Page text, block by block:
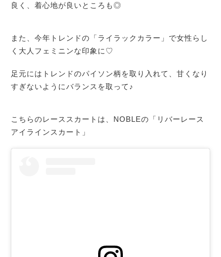
良く、着心地が良いところも◎
また、今年トレンドの「ライラックカラー」で女性らし
く大人フェミニンな印象に♡
足元にはトレンドのパイソン柄を取り入れて、甘くなり
すぎないようにバランスを取って♪
こちらのレーススカートは、NOBLEの「 リバーレース
アイラインスカート」